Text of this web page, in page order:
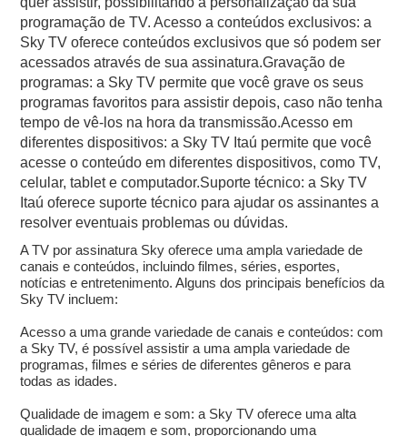
programação de TV. Acesso a conteúdos exclusivos: a
Sky TV oferece conteúdos exclusivos que só podem ser
acessados através de sua assinatura.Gravação de
programas: a Sky TV permite que você grave os seus
programas favoritos para assistir depois, caso não tenha
tempo de vê-los na hora da transmissão.Acesso em
diferentes dispositivos: a Sky TV Itaú permite que você
acesse o conteúdo em diferentes dispositivos, como TV,
celular, tablet e computador.Suporte técnico: a Sky TV
Itaú oferece suporte técnico para ajudar os assinantes a
resolver eventuais problemas ou dúvidas.
A TV por assinatura Sky oferece uma ampla variedade de
canais e conteúdos, incluindo filmes, séries, esportes,
notícias e entretenimento. Alguns dos principais benefícios da
Sky TV incluem:
Acesso a uma grande variedade de canais e conteúdos: com
a Sky TV, é possível assistir a uma ampla variedade de
programas, filmes e séries de diferentes gêneros e para
todas as idades.
Qualidade de imagem e som: a Sky TV oferece uma alta
qualidade de imagem e som, proporcionando uma